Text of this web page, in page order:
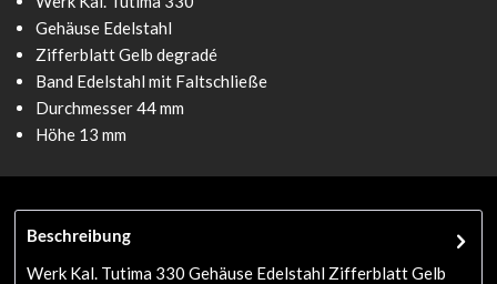
Gehäuse Edelstahl
Zifferblatt Gelb degradé
Band Edelstahl mit Faltschließe
Durchmesser 44 mm
Höhe 13 mm
Beschreibung
Werk Kal. Tutima 330 Gehäuse Edelstahl Zifferblatt Gelb